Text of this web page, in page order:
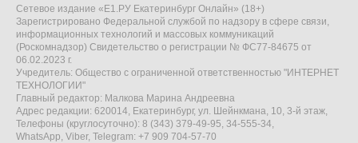
Сетевое издание «Е1.РУ Екатеринбург Онлайн» (18+)
Зарегистрировано Федеральной службой по надзору в сфере связи,
информационных технологий и массовых коммуникаций
(Роскомнадзор) Свидетельство о регистрации № ФС77-84675 от
06.02.2023 г.
Учредитель: Общество с ограниченной ответственностью "ИНТЕРНЕТ
ТЕХНОЛОГИИ"
Главный редактор: Малкова Марина Андреевна
Адрес редакции: 620014, Екатеринбург, ул. Шейнкмана, 10, 3-й этаж,
Телефоны (круглосуточно): 8 (343) 379-49-95, 34-555-34,
WhatsApp, Viber, Telegram: +7 909 704-57-70